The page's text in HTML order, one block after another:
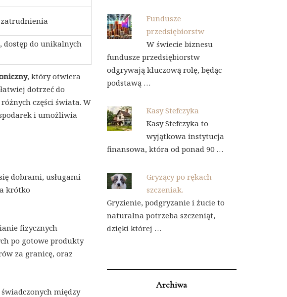
dostęp do unikalnych
, który otwiera
dotrzeć do
części świata. W
i umożliwia
dobrami, usługami
krótko
fizycznych
po gotowe produkty
za granicę, oraz
między
Fundusze
przedsiębiorstw
W świecie biznesu
fundusze przedsiębiorstw
odgrywają kluczową rolę, będąc
podstawą …
Kasy Stefczyka
Kasy Stefczyka to
wyjątkowa instytucja
finansowa, która od ponad 90 …
Gryzący po rękach
szczeniak.
Gryzienie, podgryzanie i żucie to
naturalna potrzeba szczeniąt,
dzięki której …
Archiwa